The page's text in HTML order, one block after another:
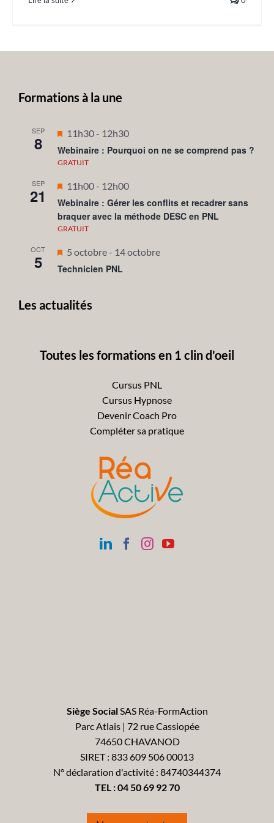
Formations à la une
SEP
8
Mis
en
avant
11h30- 12h30
Webinaire : Pourquoi on ne se comprend pas ?
GRATUIT
SEP
21
Mis
en
avant
11h00- 12h00
Webinaire : Gérer les conflits et recadrer sans
braquer avec la méthode DESC en PNL
GRATUIT
OCT
5
Mis
en
5 octobre- 14 octobre
Technicien PNL
Les actualités
Toutes les formations en 1 clin d'oeil
Cursus PNL
Cursus Hypnose
Devenir Coach Pro
Compléter sa pratique
Siège SocialSAS Réa-FormAction
Parc Atlais | 72 rue Cassiopée
74650 CHAVANOD
SIRET : 833 609 506 00013
N° déclaration d'activité : 84740344374
TEL :04 50 69 92 70